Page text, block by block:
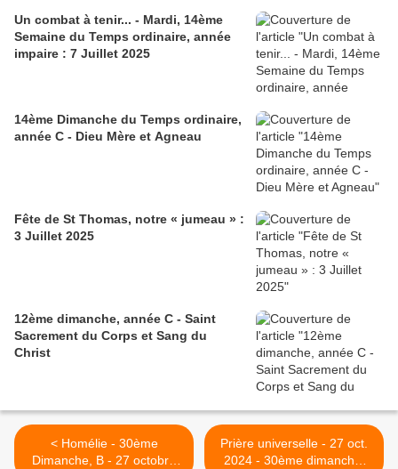
Un combat à tenir... - Mardi, 14ème
Semaine du Temps ordinaire, année
impaire : 7 Juillet 2025
14ème Dimanche du Temps ordinaire,
année C - Dieu Mère et Agneau
Fête de St Thomas, notre « jumeau » :
3 Juillet 2025
12ème dimanche, année C - Saint
Sacrement du Corps et Sang du
Christ
< Homélie - 30ème
Dimanche, B - 27 octobre
Prière universelle - 27 oct.
2024 - 30ème dimanche,